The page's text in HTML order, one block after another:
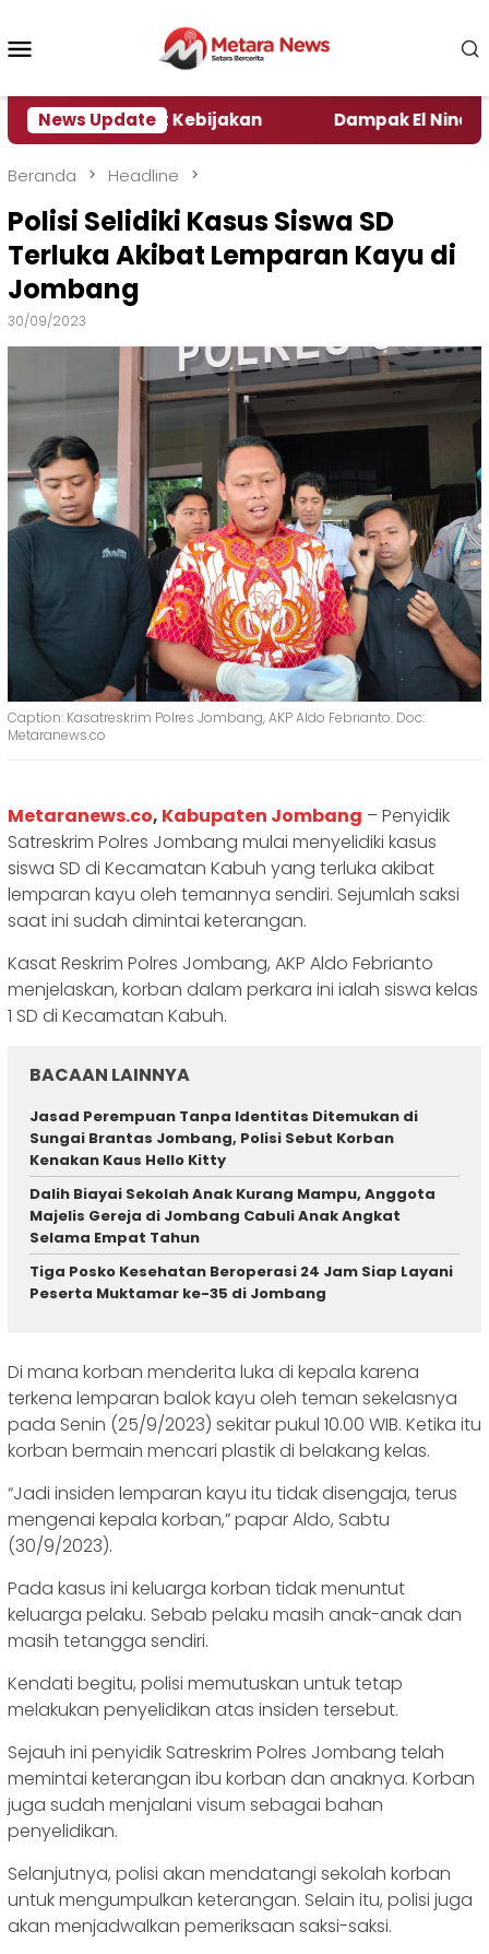
konten
News Update
Kebijakan Dampak El Nino,
Beranda Headline
Polisi Selidiki Kasus Siswa SD
Terluka Akibat Lemparan Kayu di
Jombang
30/09/2023
Caption: Kasatreskrim Polres Jombang, AKP Aldo Febrianto. Doc:
Metaranews.co
Metaranews.co, Kabupaten Jombang – Penyidik
Satreskrim Polres Jombang mulai menyelidiki kasus
siswa SD di Kecamatan Kabuh yang terluka akibat
lemparan kayu oleh temannya sendiri. Sejumlah saksi
saat ini sudah dimintai keterangan.
Kasat Reskrim Polres Jombang, AKP Aldo Febrianto
menjelaskan, korban dalam perkara ini ialah siswa kelas
1 SD di Kecamatan Kabuh.
BACAAN LAINNYA
Jasad Perempuan Tanpa Identitas Ditemukan di
Sungai Brantas Jombang, Polisi Sebut Korban
Kenakan Kaus Hello Kitty
Dalih Biayai Sekolah Anak Kurang Mampu, Anggota
Majelis Gereja di Jombang Cabuli Anak Angkat
Selama Empat Tahun
Tiga Posko Kesehatan Beroperasi 24 Jam Siap Layani
Peserta Muktamar ke-35 di Jombang
Di mana korban menderita luka di kepala karena
terkena lemparan balok kayu oleh teman sekelasnya
pada Senin (25/9/2023) sekitar pukul 10.00 WIB. Ketika itu
korban bermain mencari plastik di belakang kelas.
“Jadi insiden lemparan kayu itu tidak disengaja, terus
mengenai kepala korban,” papar Aldo, Sabtu
(30/9/2023).
Pada kasus ini keluarga korban tidak menuntut
keluarga pelaku. Sebab pelaku masih anak-anak dan
masih tetangga sendiri.
Kendati begitu, polisi memutuskan untuk tetap
melakukan penyelidikan atas insiden tersebut.
Sejauh ini penyidik Satreskrim Polres Jombang telah
memintai keterangan ibu korban dan anaknya. Korban
juga sudah menjalani visum sebagai bahan
penyelidikan.
Selanjutnya, polisi akan mendatangi sekolah korban
untuk mengumpulkan keterangan. Selain itu, polisi juga
akan menjadwalkan pemeriksaan saksi-saksi.